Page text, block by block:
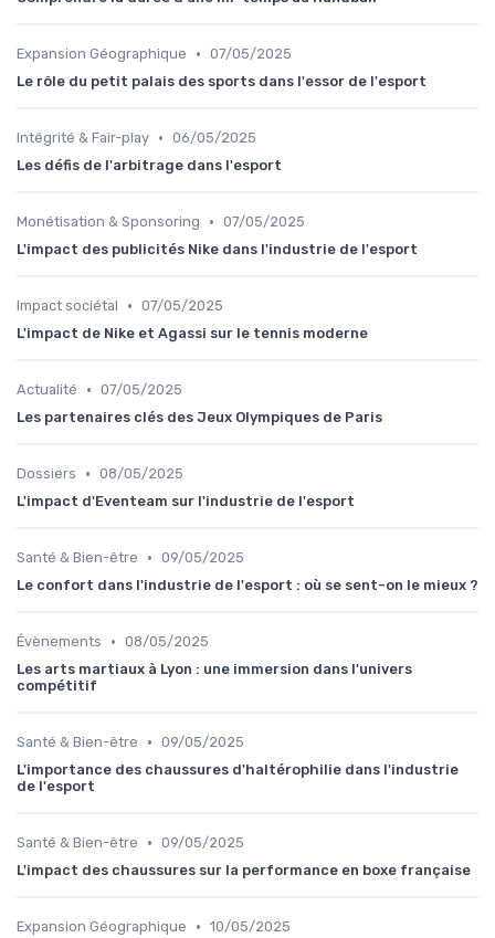
Expansion Géographique • 07/05/2025
Le rôle du petit palais des sports dans l'essor de l'esport
Intégrité & Fair-play • 06/05/2025
Les défis de l'arbitrage dans l'esport
Monétisation & Sponsoring • 07/05/2025
L'impact des publicités Nike dans l'industrie de l'esport
Impact sociétal • 07/05/2025
L'impact de Nike et Agassi sur le tennis moderne
Actualité • 07/05/2025
Les partenaires clés des Jeux Olympiques de Paris
Dossiers • 08/05/2025
L'impact d'Eventeam sur l'industrie de l'esport
Santé & Bien-être • 09/05/2025
Le confort dans l'industrie de l'esport : où se sent-on le mieux ?
Évènements • 08/05/2025
Les arts martiaux à Lyon : une immersion dans l'univers
compétitif
Santé & Bien-être • 09/05/2025
L'importance des chaussures d'haltérophilie dans l'industrie
de l'esport
Santé & Bien-être • 09/05/2025
L'impact des chaussures sur la performance en boxe française
Expansion Géographique • 10/05/2025